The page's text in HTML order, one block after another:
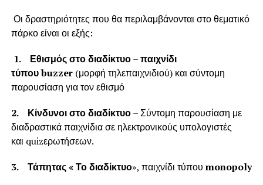
Οι δραστηριότητες που θα περιλαμβάνονται στο θεματικό
πάρκο είναι οι εξής:
1. Εθισμός στο διαδίκτυο–παιχνίδι
τύπουbuzzer(μορφή τηλεπαιχνιδιού) και σύντομη
παρουσίαση για τον εθισμό
2. Κίνδυνοι στο διαδίκτυο– Σύντομη παρουσίαση με
διαδραστικά παιχνίδια σε ηλεκτρονικούς υπολογιστές
και quizερωτήσεων.
3. Τάπητας « Το διαδίκτυο», παιχνίδι τύπου monopoly